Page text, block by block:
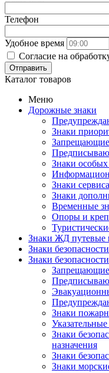
Телефон
Удобное время
Согласие на
Отправить
Каталог товаров
Меню
Дорожные знаки
Знаки
Запрещающие
Знаки
Знаки сервиса
Знаки
Временные
Опоры и
Знаки ЖД путевые
Знаки
Знаки безопасности
Запрещающие
Знаки
Знаки
назначения
Знаки
Знаки